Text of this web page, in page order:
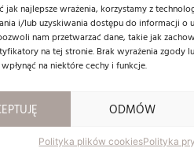
jak najlepsze wrażenia, korzystamy z
i/lub uzyskiwania dostępu do informacji o
nam przetwarzać dane, takie jak
na tej stronie. Brak wyrażenia zgody
na niektóre cechy i funkcje.
ODMÓW
Polityka plików cookiesPolityka
Made with love by